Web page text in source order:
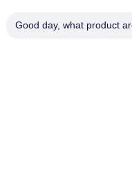
Good day, what product